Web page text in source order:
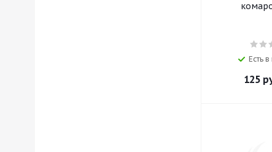
Есть
125